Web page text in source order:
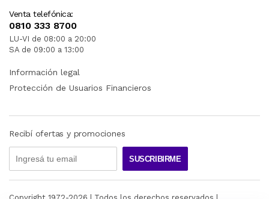
Venta telefónica:
0810 333 8700
LU-VI de 08:00 a 20:00
SA de 09:00 a 13:00
Información legal
Protección de Usuarios Financieros
Recibí ofertas y promociones
SUSCRIBIRME